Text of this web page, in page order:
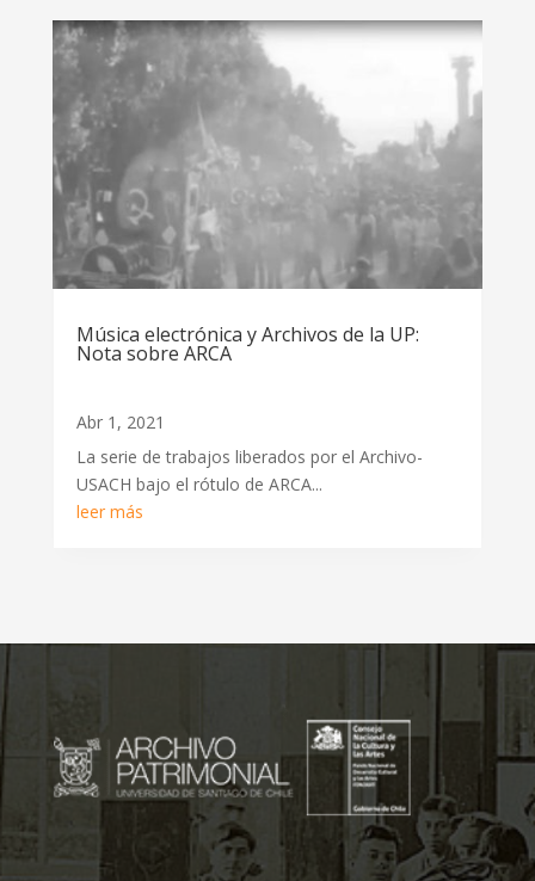
Música electrónica y Archivos de la UP:
Nota sobre ARCA
Abr 1, 2021
La serie de trabajos liberados por el Archivo-
USACH bajo el rótulo de ARCA...
leer más